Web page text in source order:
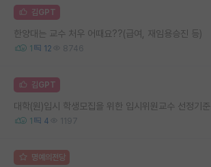
김GPT
한양대는 교수 처우 어때요??(급여, 재임용승진 등)
1 12 8746
김GPT
대학(원)입시 학생모집을 위한 입시위원교수 선정기준
1 4 1197
명예의전당